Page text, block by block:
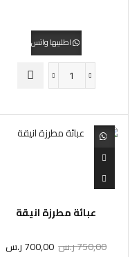
اطلبيها واتس
عبائة مطرزة انيقة
750,00ر.س 700,00ر.س